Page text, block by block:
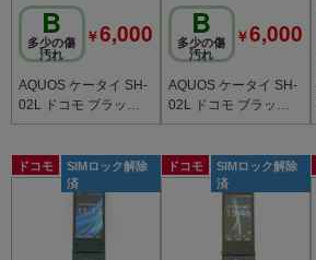
B
多少の傷
汚れ
￥6,000
AQUOS ケータイ SH-
02L ドコモ ブラック c
20777
B
多少の傷
汚れ
￥6,000
AQUOS ケータイ SH-
02L ドコモ ブラック c
20776
ドコモ
SIMロック解除
済
ドコモ
SIMロック解除
済